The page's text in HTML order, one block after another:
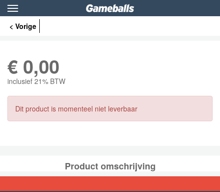
Toggle
navigation
< Vorige
€ 0,00
inclusief 21% BTW
Dit product is momenteel niet leverbaar
Product omschrijving